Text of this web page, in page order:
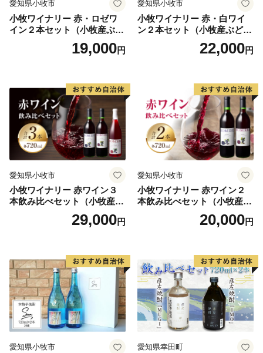
愛知県小牧市
小牧ワイナリー 赤・ロゼワ
イン２本セット（小牧産ぶど
19,000円
愛知県小牧市
小牧ワイナリー 赤・白ワイ
ン２本セット（小牧産ぶどう
22,000円
愛知県小牧市
小牧ワイナリー 赤ワイン３
本飲み比べセット（小牧産ぶ
どう100％使用）29,000円
愛知県小牧市
小牧ワイナリー 赤ワイン２
本飲み比べセット（小牧産ぶ
どう100％使用）20,000円
愛知県小牧市 愛知県幸田町